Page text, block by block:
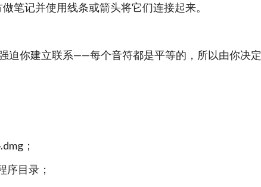
笔记并使用线条或箭头将它们连接起来。
迫你建立联系——每个音符都是平等的，所以由你决定
的自由来试验你的想法是如何结合在一起的。
单；在想法之间建立联系就像将一个音符拖放到另一
Scapple 中，您可以四处移动笔记，而且永远不会用
；
序目录；